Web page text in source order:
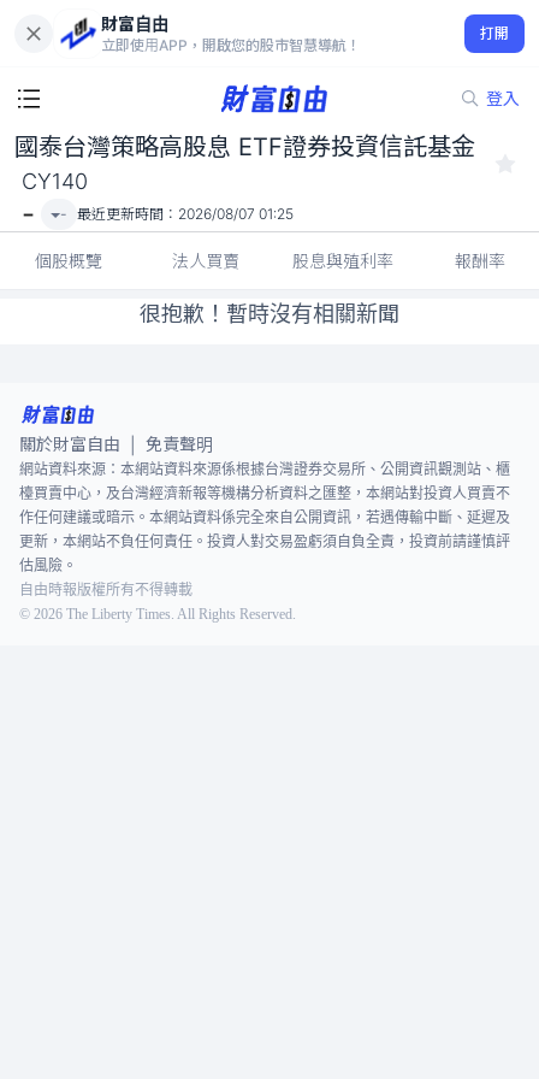
財富自由
立即使用APP，開啟您的股市智慧導航！
打開
登入
國泰台灣策略高股息 ETF證券投資信託基金 CY140
-
國泰台灣策略高股息 ETF證券投資信託基金
CY140
- - 最近更新時間： 2026/08/07 01:25
個股概覽 法人買賣 股息與殖利率 報酬率
很抱歉！暫時沒有相關新聞
關於財富自由 免責聲明
網站資料來源：本網站資料來源係根據台灣證券交易所、公開資訊觀測站、櫃
檯買賣中心，及台灣經濟新報等機構分析資料之匯整，本網站對投資人買賣不
作任何建議或暗示。本網站資料係完全來自公開資訊，若遇傳輸中斷、延遲及
更新，本網站不負任何責任。投資人對交易盈虧須自負全責，投資前請謹慎評
估風險。
自由時報版權所有不得轉載
© 2026 The Liberty Times. All Rights Reserved.